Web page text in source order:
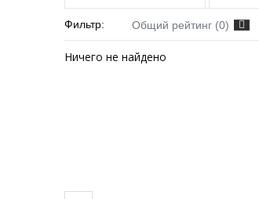
Фильтр: Общий рейтинг (0)
Ничего не найдено